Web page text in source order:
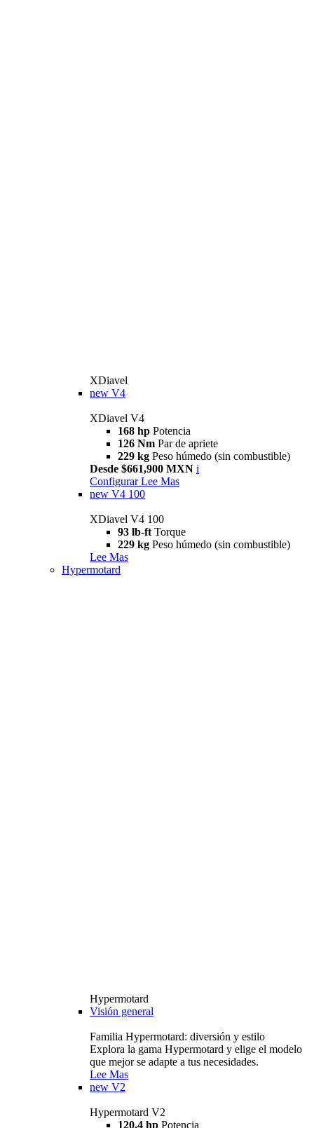
XDiavel
new V4
XDiavel V4
168 hp Potencia
126 Nm Par de apriete
229 kg Peso húmedo (sin combustible)
Desde $661,900 MXN i
Configurar Lee Mas
new V4 100
XDiavel V4 100
93 lb-ft Torque
229 kg Peso húmedo (sin combustible)
Lee Mas
Hypermotard
Hypermotard
Visión general
Familia Hypermotard: diversión y estilo
Explora la gama Hypermotard y elige el modelo
que mejor se adapte a tus necesidades.
Lee Mas
new V2
Hypermotard V2
120,4 hp Potencia